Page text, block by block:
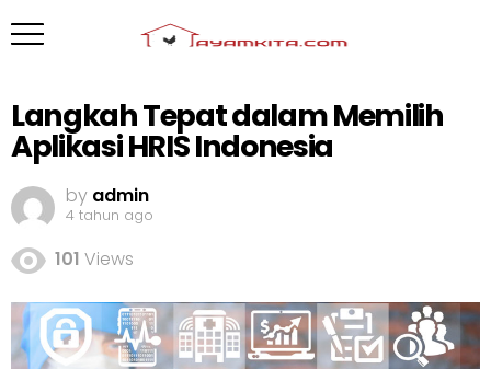
Langkah Tepat dalam Memilih
Aplikasi HRIS Indonesia
by admin
4 tahun ago
101 Views